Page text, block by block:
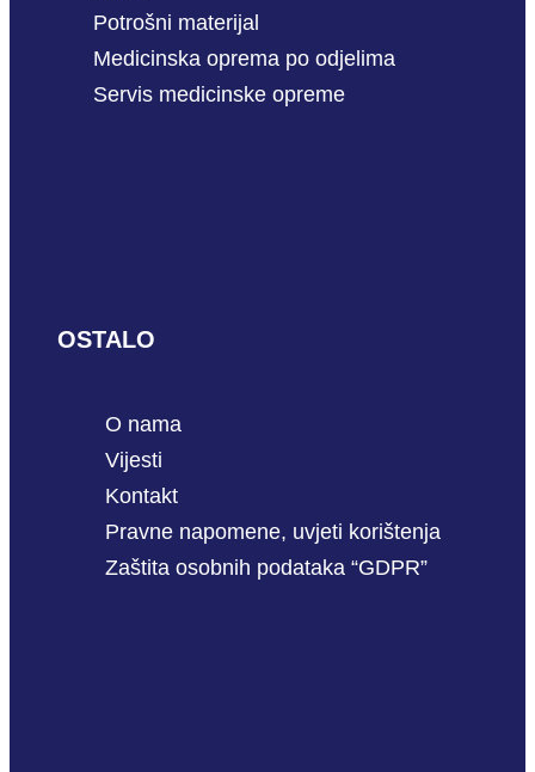
Potrošni materijal
Medicinska oprema po odjelima
Servis medicinske opreme
OSTALO
O nama
Vijesti
Kontakt
Pravne napomene, uvjeti korištenja
Zaštita osobnih podataka “GDPR”